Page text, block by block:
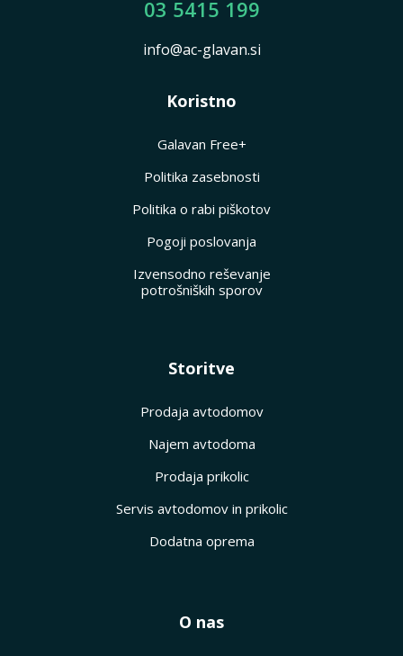
03 5415 199
info@ac-glavan.si
Koristno
Galavan Free+
Politika zasebnosti
Politika o rabi piškotov
Pogoji poslovanja
Izvensodno reševanje
potrošniških sporov
Storitve
Prodaja avtodomov
Najem avtodoma
Prodaja prikolic
Servis avtodomov in prikolic
Dodatna oprema
O nas